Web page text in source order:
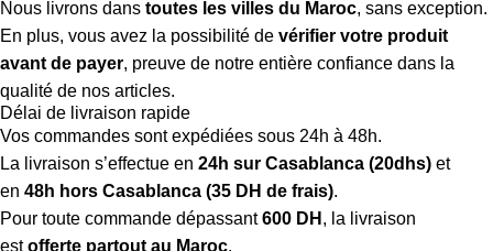
Nous livrons dans toutes les villes du Maroc, sans exception.
En plus, vous avez la possibilité de vérifier votre produit
avant de payer, preuve de notre entière confiance dans la
qualité de nos articles.
Délai de livraison rapide
Vos commandes sont expédiées sous 24h à 48h.
La livraison s’effectue en 24h sur Casablanca (20dhs) et
en 48h hors Casablanca (35 DH de frais).
Pour toute commande dépassant600 DH , la livraison
estofferte partout au Maroc.